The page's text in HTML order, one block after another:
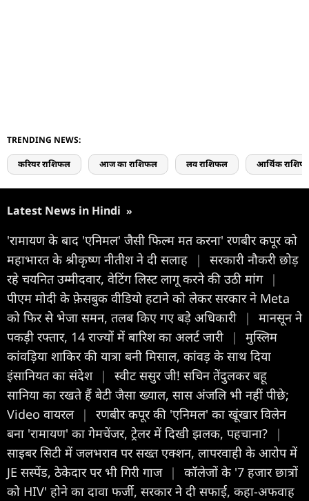
TRENDING NEWS:
करियर राशिफल आज का राशिफल लव राशिफल आर्थिक
Latest News in Hindi »
'रामायण के बाद 'एनिमल' जैसी फिल्म मत करना' रणबीर कपूर को
महाभारत के श्रीकृष्ण नीतीश ने दी सलाह
|
सरकारी नौकरी छोड़
रहे चयनित उम्मीदवार, वेटिंग लिस्ट लागू करने की उठी मांग |
पीएम मोदी के फ़ेसबुक वीडियो हटाने को लेकर सरकार ने Meta
को फिर से भेजा समन, तलब किए गए बड़े अधिकारी
|
मानसून ने
पकड़ी रफ्तार, 14 राज्यों में बारिश का अलर्ट जारी
|
मुस्लिम
कांवड़िया शाकिर की यात्रा बनी मिसाल, कांवड़ के साथ दिया
इंसानियत का संदेश |
स्वीट ससुर जी! सचिन तेंदुलकर बहू
सानिया का रखते हैं बेटी जैसा ख्याल, सास अंजलि भी नहीं पीछे;
Video वायरल |
रणबीर कपूर की 'एनिमल' का खूंखार विलेन
बना 'रामायण' का गेमचेंजर, ट्रेलर में दिखी झलक, पहचाना?
|
साइबर सिटी में जलभराव पर सख्त एक्शन, लापरवाही के आरोप में
JE सस्पेंड, ठेकेदार पर भी गिरी गाज |
कॉलेजों के '7 हजार छात्रों
को HIV' होने का दावा फर्जी, सरकार ने दी सफाई, कहा-अफवाह